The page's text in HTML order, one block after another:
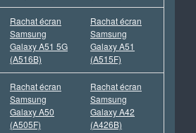
Rachat écran
Samsung
Galaxy A51 5G
(A516B)
Rachat écran
Samsung
Galaxy A51
(A515F)
Rachat écran
Samsung
Galaxy A50
(A505F)
Rachat écran
Samsung
Galaxy A42
(A426B)